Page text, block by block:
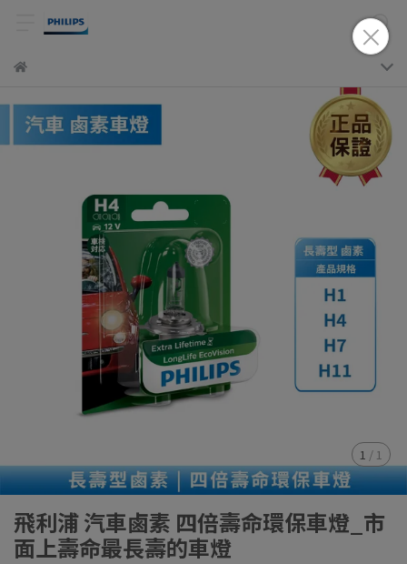
1 / 1
飛利浦 汽車鹵素 四倍壽命環保車燈_市
面上壽命最長壽的車燈